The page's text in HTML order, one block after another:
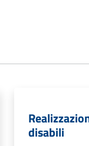
disabili